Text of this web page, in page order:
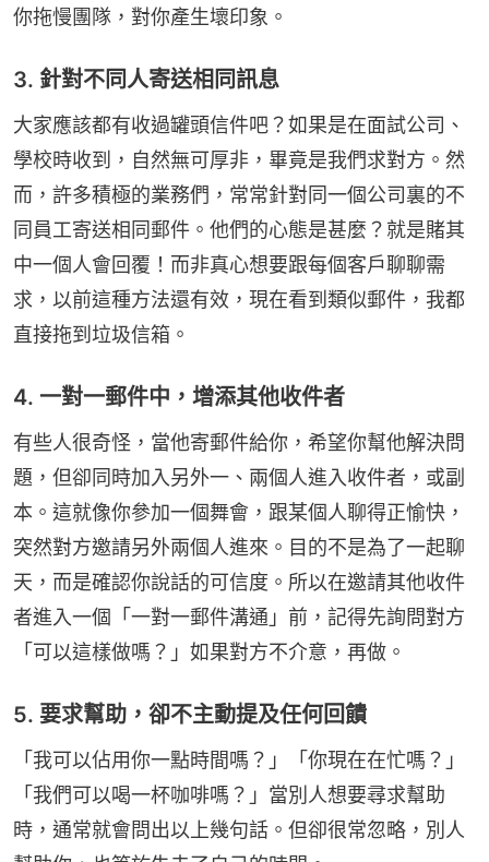
你拖慢團隊，對你產生壞印象。
3. 針對不同人寄送相同訊息
大家應該都有收過罐頭信件吧？如果是在面試公司、
學校時收到，自然無可厚非，畢竟是我們求對方。然
而，許多積極的業務們，常常針對同一個公司裏的不
同員工寄送相同郵件。他們的心態是甚麼？就是賭其
中一個人會回覆！而非真心想要跟每個客戶聊聊需
求，以前這種方法還有效，現在看到類似郵件，我都
直接拖到垃圾信箱。
4. 一對一郵件中，增添其他收件者
有些人很奇怪，當他寄郵件給你，希望你幫他解決問
題，但卻同時加入另外一、兩個人進入收件者，或副
本。這就像你參加一個舞會，跟某個人聊得正愉快，
突然對方邀請另外兩個人進來。目的不是為了一起聊
天，而是確認你說話的可信度。所以在邀請其他收件
者進入一個「一對一郵件溝通」前，記得先詢問對方
「可以這樣做嗎？」如果對方不介意，再做。
5. 要求幫助，卻不主動提及任何回饋
「我可以佔用你一點時間嗎？」「你現在在忙嗎？」
「我們可以喝一杯咖啡嗎？」當別人想要尋求幫助
時，通常就會問出以上幾句話。但卻很常忽略，別人